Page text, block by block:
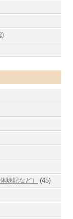
験記など）
(45)